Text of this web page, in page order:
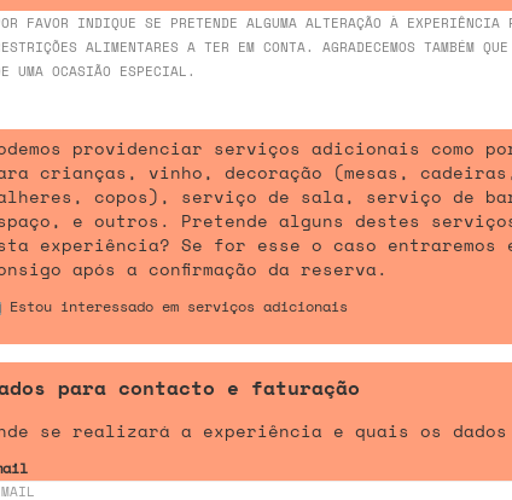
providenciar serviços adicionais como
crianças, vinho, decoração (mesas,
copos), serviço de sala, serviço de
e outros. Pretende alguns destes
experiência? Se for esse o caso entraremos
após a confirmação da reserva.
Estou interessado em serviços adicionais
para contacto e faturação
se realizará a experiência e quais os